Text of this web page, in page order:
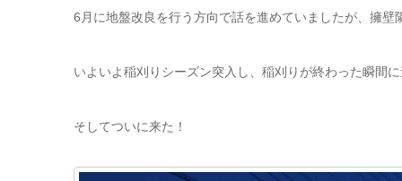
6月に地盤改良を行う方向で話を進めていましたが、擁
いよいよ稲刈りシーズン突入し、稲刈りが終わった瞬間
そしてついに来た！